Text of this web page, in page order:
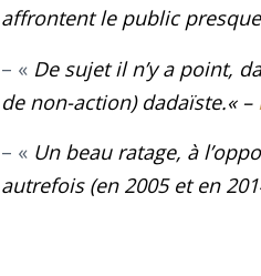
affrontent le public
– « De sujet il n’y a point,
de non-action) dadaïste.« –
– « Un beau ratage, à
autrefois (en 2005 et en